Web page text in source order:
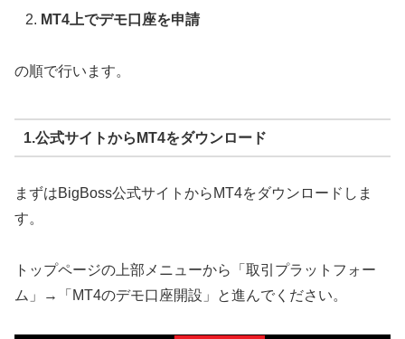
MT4上でデモ口座を申請
の順で行います。
1.公式サイトからMT4をダウンロード
まずはBigBoss公式サイトからMT4をダウンロードしま
す。
トップページの上部メニューから「取引プラットフォー
ム」→「MT4のデモ口座開設」と進んでください。